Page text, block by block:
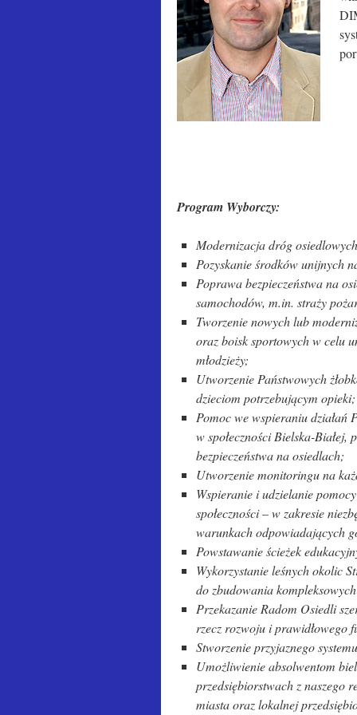
Program Wyborczy:
Modernizacja dróg
Pozyskanie środków unijnych
Poprawa bezpieczeństwa na
samochodów, m.in. straży
Tworzenie nowych lub
oraz boisk sportowych w celu
młodzieży;
Utworzenie Państwowych
dzieciom potrzebującym opieki;
Pomoc we wspieraniu
w społeczności Bielska-
bezpieczeństwa na osiedlach;
Utworzenie monitoringu na
Wspieranie i udzielanie
społeczności – w zakresie
warunkach odpowiadających
Powstawanie ścieżek
Wykorzystanie leśnych okolic
do zbudowania
Przekazanie Radom Osiedli
rzecz rozwoju i prawidłowego
Stworzenie przyjaznego
Umożliwienie absolwentom
przedsiębiorstwach z naszego
miasta oraz lokalnej